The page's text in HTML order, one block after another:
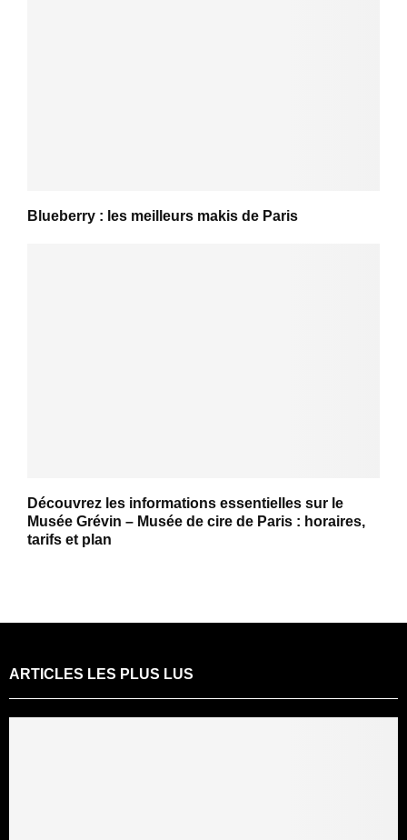
Blueberry : les meilleurs makis de Paris
Découvrez les informations essentielles sur le
Musée Grévin – Musée de cire de Paris : horaires,
tarifs et plan
ARTICLES LES PLUS LUS